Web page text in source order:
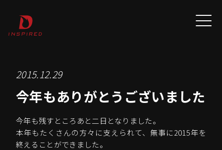
2015.12.29
今年もありがとうございました
今年も残すところあと二日となりました。
本年もたくさんの方々に支えられて、無事に2015年を
終えることができました。